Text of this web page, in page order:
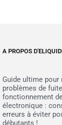
A PROPOS
Guide ultime pour
problèmes de
fonctionnement
électronique :
erreurs à éviter
débutants !